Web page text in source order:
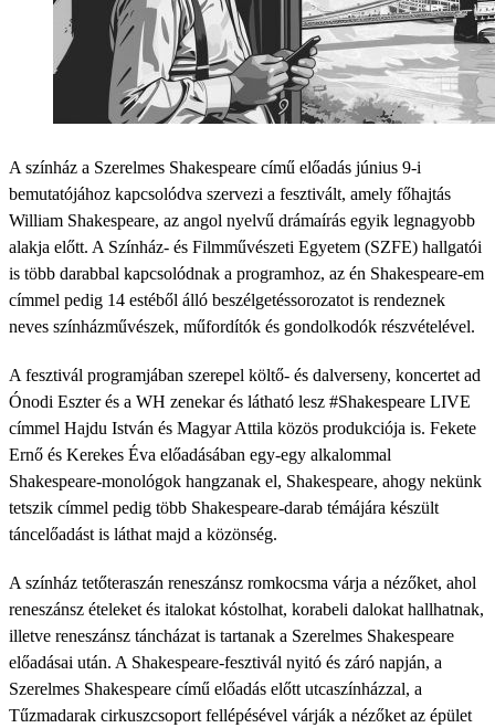
A színház a Szerelmes Shakespeare című előadás június 9-i
bemutatójához kapcsolódva szervezi a fesztivált, amely főhajtás
William Shakespeare, az angol nyelvű drámaírás egyik legnagyobb
alakja előtt. A Színház- és Filmművészeti Egyetem (SZFE) hallgatói
is több darabbal kapcsolódnak a programhoz, az én Shakespeare-em
címmel pedig 14 estéből álló beszélgetéssorozatot is rendeznek
neves színházművészek, műfordítók és gondolkodók részvételével.
A fesztivál programjában szerepel költő- és dalverseny, koncertet ad
Ónodi Eszter és a WH zenekar és látható lesz #Shakespeare LIVE
címmel Hajdu István és Magyar Attila közös produkciója is. Fekete
Ernő és Kerekes Éva előadásában egy-egy alkalommal
Shakespeare-monológok hangzanak el, Shakespeare, ahogy nekünk
tetszik címmel pedig több Shakespeare-darab témájára készült
táncelőadást is láthat majd a közönség.
A színház tetőteraszán reneszánsz romkocsma várja a nézőket, ahol
reneszánsz ételeket és italokat kóstolhat, korabeli dalokat hallhatnak,
illetve reneszánsz táncházat is tartanak a Szerelmes Shakespeare
előadásai után. A Shakespeare-fesztivál nyitó és záró napján, a
Szerelmes Shakespeare című előadás előtt utcaszínházzal, a
Tűzmadarak cirkuszcsoport fellépésével várják a nézőket az épület